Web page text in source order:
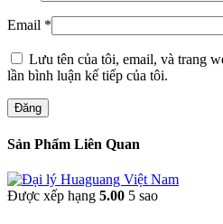
Email *
Lưu tên của tôi, email, và trang
lần bình luận kế tiếp của tôi.
Đăng
Sản Phẩm Liên Quan
Được xếp hạng 5.00 5 sao